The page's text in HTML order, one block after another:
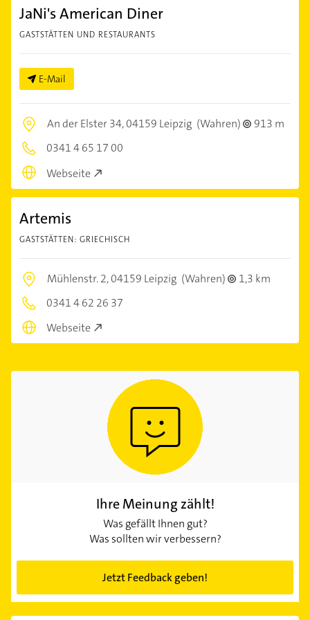
JaNi's American Diner
GASTSTÄTTEN UND RESTAURANTS
E-Mail
An der Elster 34,04159 Leipzig (Wahren)
913 m
0341 4 65 17 00
Webseite
Artemis
GASTSTÄTTEN: GRIECHISCH
Mühlenstr. 2,04159 Leipzig (Wahren)
1,3 km
0341 4 62 26 37
Webseite
Ihre Meinung zählt!
Was gefällt Ihnen gut?
Was sollten wir verbessern?
Jetzt Feedback geben!